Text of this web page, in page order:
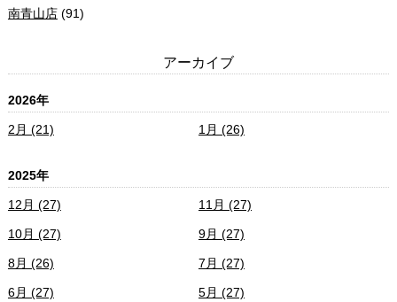
南青山店(91)
アーカイブ
2026年
2月 (21) 1月 (26)
2025年
12月 (27) 11月 (27)
10月 (27) 9月 (27)
8月 (26) 7月 (27)
6月 (27) 5月 (27)